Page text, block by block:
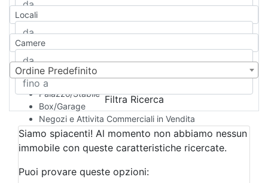
Attico/Mansarda
Rustico/Casale
Camera d'Albergo
Multiproprietà
Palazzo/Stabile
Box/Garage
Negozi e Attivita Commerciali in Vendita
Qualsiasi
Attività/Licenza Commerciale
Azienda Agricola
Bar/Ristorante
Locali
Camere
Ordine Predefinito
Filtra Ricerca
Siamo spiacenti! Al momento non abbiamo nessun
immobile con queste caratteristiche ricercate.
Puoi provare queste opzioni: